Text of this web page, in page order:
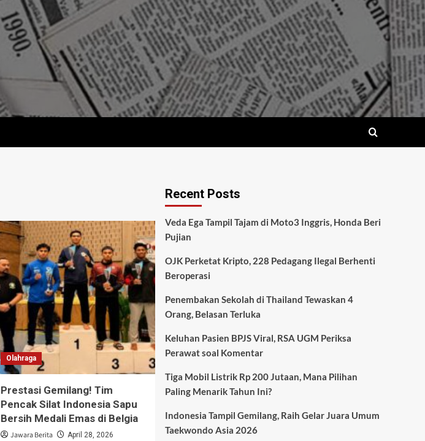
Olahraga
Prestasi Gemilang! Tim
Pencak Silat Indonesia Sapu
Bersih Medali Emas di Belgia
Jawara Berita April 28, 2026
Recent Posts
Veda Ega Tampil Tajam di Moto3 Inggris, Honda Beri
Pujian
OJK Perketat Kripto, 228 Pedagang Ilegal Berhenti
Beroperasi
Penembakan Sekolah di Thailand Tewaskan 4
Orang, Belasan Terluka
Keluhan Pasien BPJS Viral, RSA UGM Periksa
Perawat soal Komentar
Tiga Mobil Listrik Rp 200 Jutaan, Mana Pilihan
Paling Menarik Tahun Ini?
Indonesia Tampil Gemilang, Raih Gelar Juara Umum
Taekwondo Asia 2026